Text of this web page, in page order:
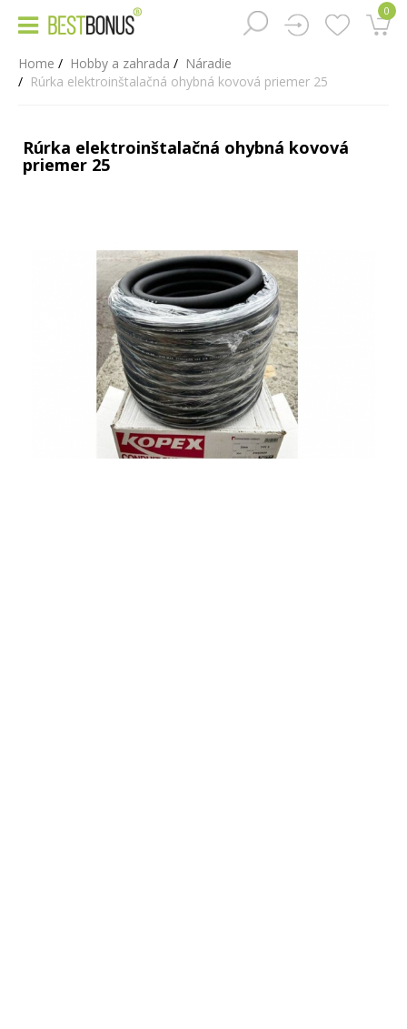
0
Home Hobby a zahrada
Náradie
Rúrka elektroinštalačná ohybná kovová priemer 25
Rúrka elektroinštalačná ohybná kovová
priemer 25